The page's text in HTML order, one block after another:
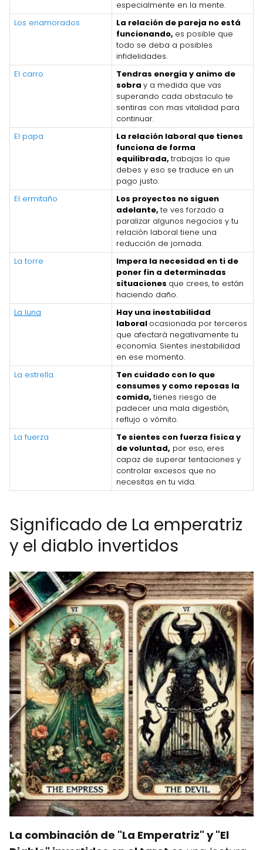
especialmente en la mente.
Los enamorados
La relación de pareja no está
funcionando, es posible que
todo se deba a posibles
infidelidades.
El carro
Tendras energia y animo de
sobra y a medida que vas
superando cada obstaculo te
sentiras con mas vitalidad para
continuar.
El papa
La relación laboral que tienes
funciona de forma
equilibrada, trabajas lo que
debes y eso se traduce en un
pago justo.
El ermitaño
Los proyectos no siguen
adelante, te ves forzado a
paralizar algunos negocios y tu
relación laboral tiene una
reducción de jornada.
La torre
Impera la necesidad en ti de
poner fin a determinadas
situaciones que crees, te están
haciendo daño.
La luna
Hay una inestabilidad
laboral ocasionada por terceros
que afectará negativamente tu
economía. Sientes inestabilidad
en ese momento.
La estrella
Ten cuidado con lo que
consumes y como reposas la
comida, tienes riesgo de
padecer una mala digestión,
reflujo o vómito.
La fuerza
Te sientes con fuerza física y
de voluntad, por eso, eres
capaz de superar tentaciones y
controlar excesos que no
necesitas en tu vida.
Significado de La emperatriz
y el diablo invertidos
La combinación de "La Emperatriz" y "El